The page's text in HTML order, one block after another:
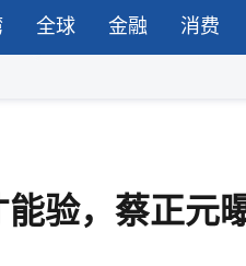
全球 金融 消费
验，蔡正元